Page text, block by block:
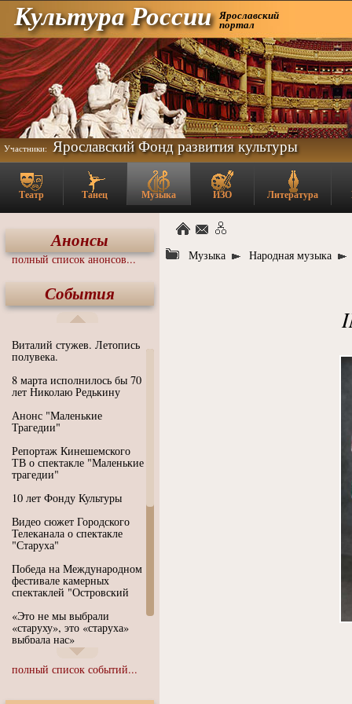
Культура России Ярославский
портал
Участники: Ярославский Фонд развития культуры
Театр Танец Музыка ИЗО Литература
Анонсы
полный список анонсов...
События
Виталий стужев. Летопись
полувека.
8 марта исполнилось бы 70
лет Николаю Редькину
Анонс "Маленькие
Трагедии"
Репортаж Кинешемского
ТВ о спектакле "Маленькие
трагедии"
10 лет Фонду Культуры
Видео сюжет Городского
Телеканала о спектакле
"Старуха"
Победа на Международном
фестивале камерных
спектаклей "Островский
«Это не мы выбрали
«старуху», это «старуха»
выбрала нас»
Иммерсивный спектакль
"Язык чистого полета
полный список событий...
Музыка Народная музыка